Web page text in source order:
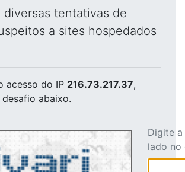
diversas tentativas de
a sites hospedados
acesso do IP 216.73.217.37,
abaixo.
Digite
lado no